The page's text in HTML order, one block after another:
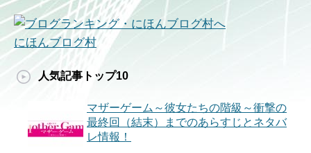
にほんブログ村
人気記事トップ10
マザーゲーム～彼女たちの階級～衝撃の
最終回（結末）までのあらすじとネタバ
レ情報！